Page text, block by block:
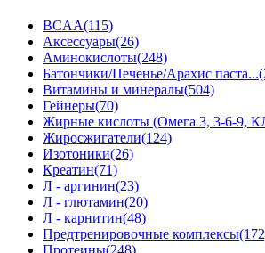
BCAA(115)
Аксессуары(26)
Аминокислоты(248)
Батончики/Печенье/Арахис паста...
Витамины и минералы(504)
Гейнеры(70)
Жирные кислоты (Омега 3, 3-6-9,
Жиросжигатели(124)
Изотоники(26)
Креатин(71)
Л - аргинин(23)
Л - глютамин(20)
Л - карнитин(48)
Предтренировочные комплексы
Протеины(248)